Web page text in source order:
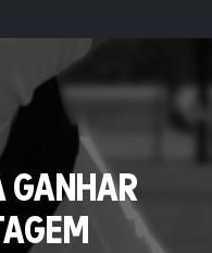
GANHAR